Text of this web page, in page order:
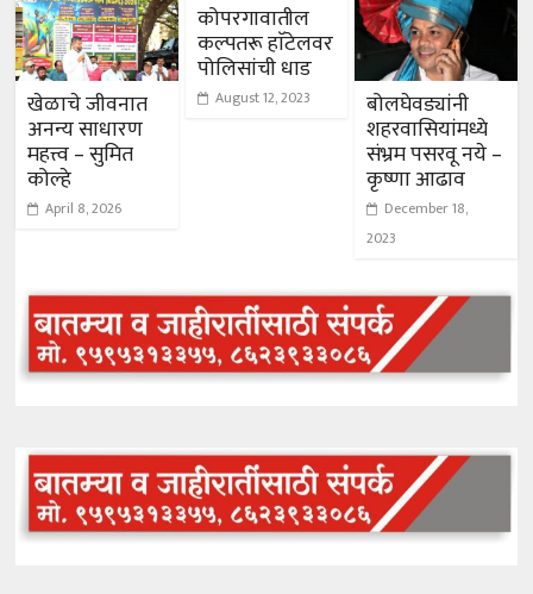
खेळाचे जीवनात
अनन्य साधारण
महत्त्व – सुमित
कोल्हे
April 8, 2026
कोपरगावातील
कल्पतरू हाॅटेलवर
पोलिसांची धाड
August 12, 2023 बोलघेवड्यांनी
शहरवासियांमध्ये
संभ्रम पसरवू नये –
कृष्णा आढाव
December 18,
2023